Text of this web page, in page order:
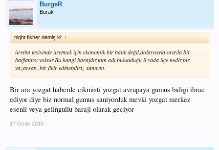
BurgeR
Burak
night fisher demiş ki: ↑
üretim tesisinde üretmek için ekonomik bir balık değil,dolayısıyla orayla bir
bağlantısı yoktur.Bu hangi barajdır,tam adı,bulunduğu il yada ilçe nedir,bir
yazarsan ,bir fikir edinebiliriz sanırım.
Bir ara yozgat haberde cikmisti yozgat avrupaya gumus baligi ihrac
ediyor diye biz normal gumus saniyorduk mevki yozgat merkez
esenli veya gelingullu baraji olarak geciyor
17 Ocak 2015